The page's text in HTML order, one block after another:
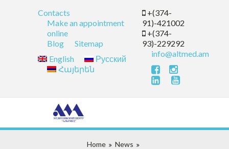
Contacts
Make an appointment
online
Blog
Sitemap
English
Русский
Հայերեն
+(374-
91)-421002
+(374-
93)-229292
info@altmed.am
Home News